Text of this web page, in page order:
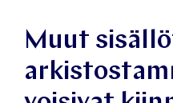
Muut